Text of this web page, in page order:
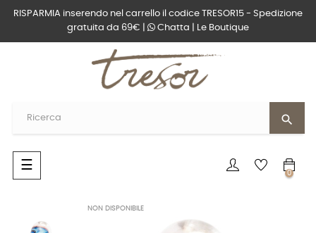
RISPARMIA inserendo nel carrello il codice TRESOR15 - Spedizione
gratuita da 69€ |
Chatta Le Boutique
search
navigazione
Toggle
☰
0
NON DISPONIBILE